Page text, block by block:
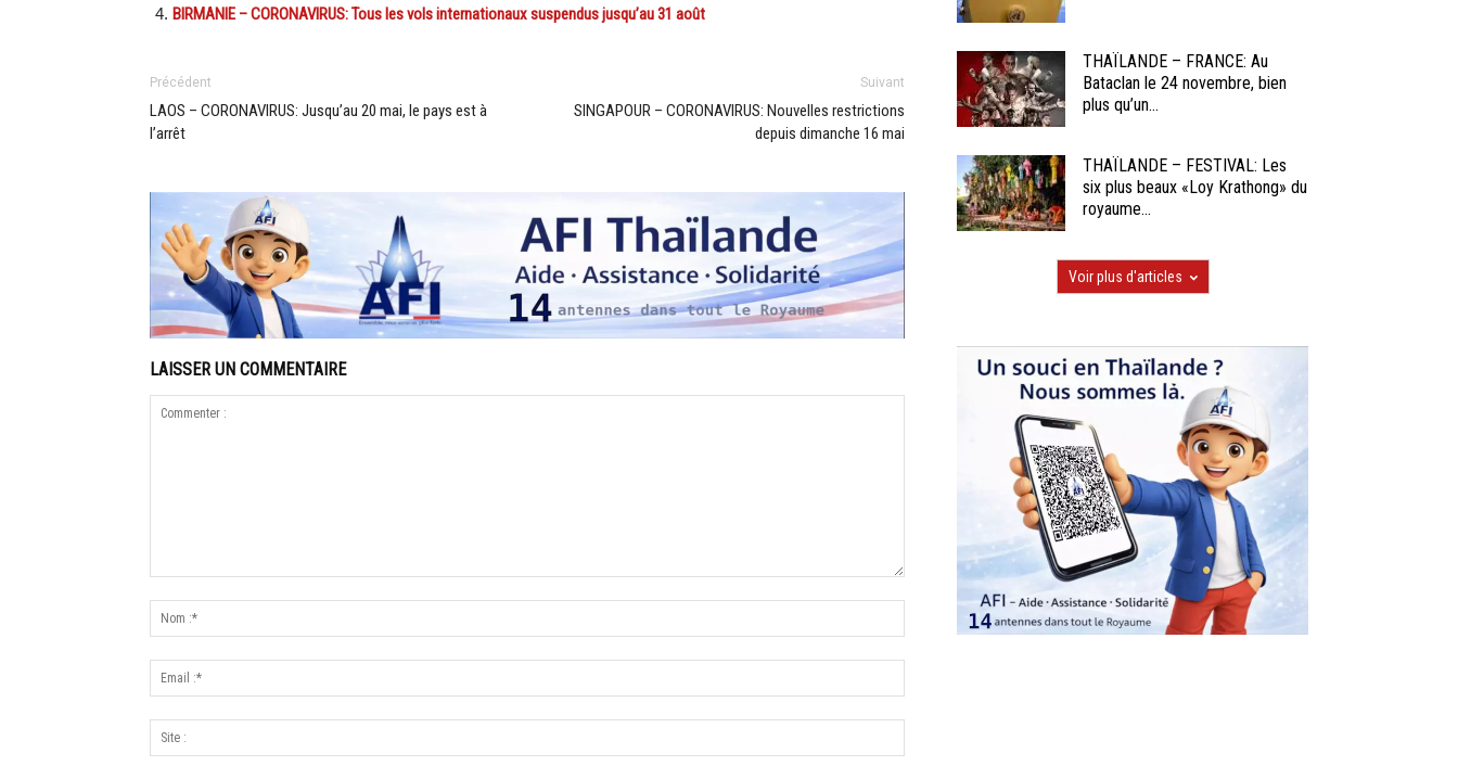
BIRMANIE – CORONAVIRUS: Tous les vols internationaux suspendus jusqu’au 31 août
Précédent
LAOS – CORONAVIRUS: Jusqu’au 20 mai, le pays est à
l’arrêt
Suivant
SINGAPOUR – CORONAVIRUS: Nouvelles restrictions
depuis dimanche 16 mai
LAISSER UN COMMENTAIRE
THAÏLANDE – FRANCE: Au
Bataclan le 24 novembre, bien
plus qu’un...
THAÏLANDE – FESTIVAL: Les
six plus beaux «Loy Krathong» du
royaume...
Voir plus d'articles